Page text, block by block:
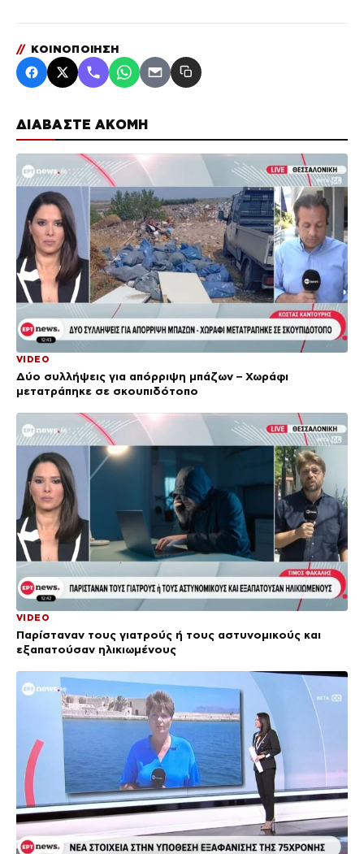
ΔΙΑΒΑΣΤΕ ΑΚΟΜΗ
VIDEO
Δύο συλλήψεις για απόρριψη μπάζων – Χωράφι
μετατράπηκε σε σκουπιδότοπο
VIDEO
Παρίσταναν τους γιατρούς ή τους αστυνομικούς και
εξαπατούσαν ηλικιωμένους
// ΚΟΙΝΟΠΟΙΗΣΗ